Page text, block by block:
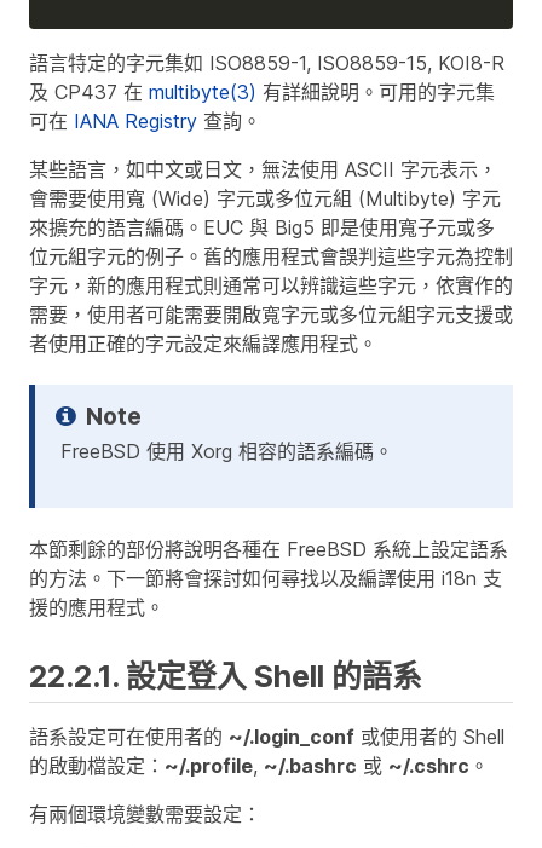
語言特定的字元集如 ISO8859-1, ISO8859-15, KOI8-R
及 CP437 在 multibyte(3) 有詳細說明。可用的字元集
可在 IANA Registry 查詢。
某些語言，如中文或日文，無法使用 ASCII 字元表示，
會需要使用寬 (Wide) 字元或多位元組 (Multibyte) 字元
來擴充的語言編碼。EUC 與 Big5 即是使用寬子元或多
位元組字元的例子。舊的應用程式會誤判這些字元為控制
字元，新的應用程式則通常可以辨識這些字元，依實作的
需要，使用者可能需要開啟寬字元或多位元組字元支援或
者使用正確的字元設定來編譯應用程式。
FreeBSD 使用 Xorg 相容的語系編碼。
本節剩餘的部份將說明各種在 FreeBSD 系統上設定語系
的方法。下一節將會探討如何尋找以及編譯使用 i18n 支
援的應用程式。
22.2.1. 設定登入 Shell 的語系
語系設定可在使用者的 ~/.login_conf 或使用者的 Shell
的啟動檔設定： ~/.profile, ~/.bashrc 或 ~/.cshrc 。
有兩個環境變數需要設定：